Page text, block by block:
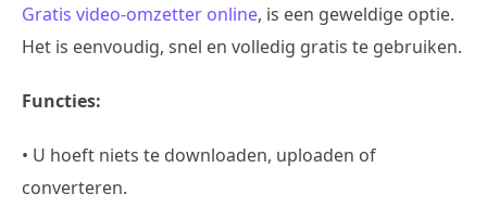
Gratis video-omzetter online, is een geweldige optie.
Het is eenvoudig, snel en volledig gratis te gebruiken.
Functies:
• U hoeft niets te downloaden, uploaden of
converteren.